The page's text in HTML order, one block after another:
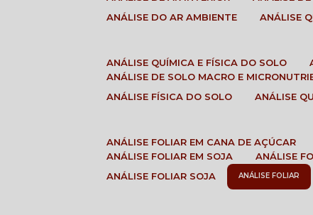
ANÁLISE DO AR AMBIENTE
ANÁLISE
ANÁLISE QUÍMICA E FÍSICA DO SOLO
ANÁLISE DE SOLO MACRO E
ANÁLISE FÍSICA DO SOLO
ANÁLISE
ANÁLISE FOLIAR EM CANA DE AÇÚCAR
ANÁLISE FOLIAR EM SOJA
ANÁLISE
ANÁLISE FOLIAR SOJA
ANÁLISE FOLIAR